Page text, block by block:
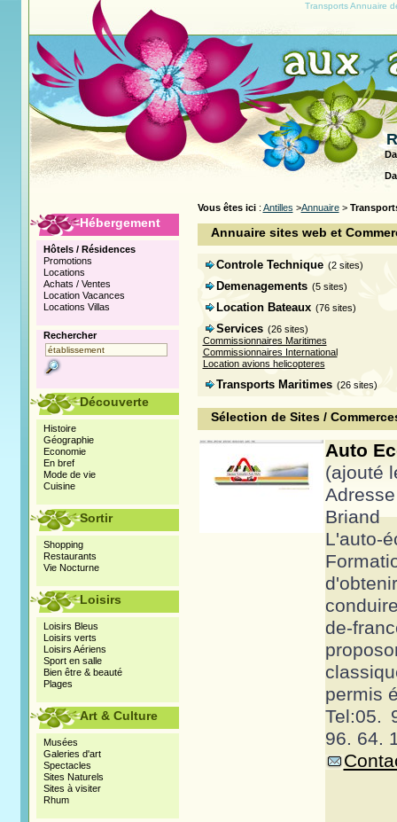
Transports Annuaire
Vous êtes ici : Antilles >Annuaire>
Annuaire sites web et
Controle Technique (2 sites)
Demenagements (5 sites)
Location Bateaux (76 sites)
Services (26 sites)
Commissionnaires Maritimes
Commissionnaires International
Location avions helicopteres
Transports Maritimes (26 sites)
Sélection de Sites /
Auto
(ajouté
Briand
de-
permis
Tel:05.
96. 64.
Hébergement
Hôtels / Résidences
Promotions
Locations
Achats / Ventes
Location Vacances
Locations Villas
Rechercher
Découverte
Histoire
Géographie
Economie
En bref
Mode de vie
Cuisine
Sortir
Shopping
Restaurants
Vie Nocturne
Loisirs
Loisirs Bleus
Loisirs verts
Loisirs Aériens
Sport en salle
Bien être & beauté
Plages
Art & Culture
Musées
Galeries d'art
Spectacles
Sites Naturels
Sites à visiter
Rhum